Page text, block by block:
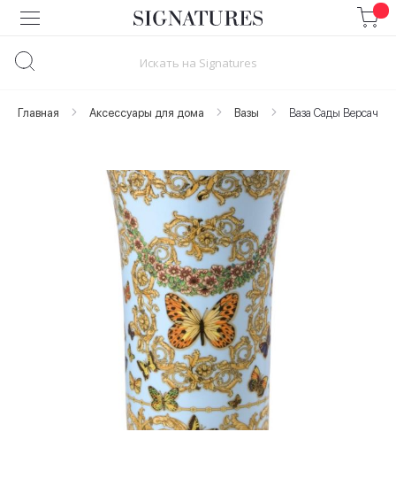
Skip
to
Главная Аксессуары для дома Вазы Ваза Сады Версаче/